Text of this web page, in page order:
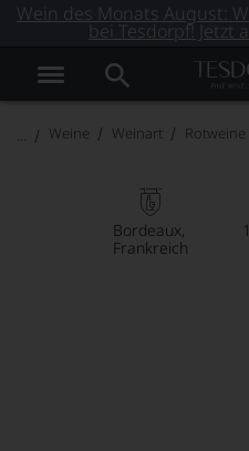
Wein des Monats August:
bei Tesdorpf! Jetzt
Weine Weinart Rotweine
Bordeaux
Frankreich